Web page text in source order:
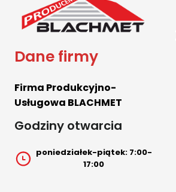
Dane firmy
Firma Produkcyjno-
Usługowa BLACHMET
Godziny otwarcia
poniedziałek-piątek: 7:00-
17:00